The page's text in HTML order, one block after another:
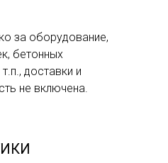
за оборудование,
бетонных
доставки и
не включена.